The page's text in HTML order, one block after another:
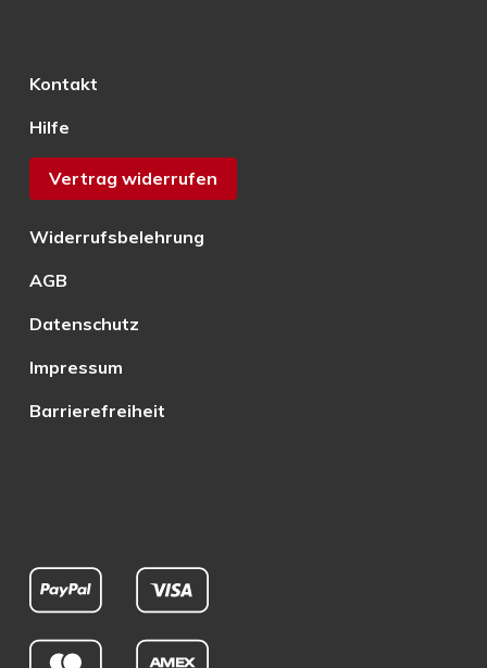
Kontakt
Hilfe
Vertrag widerrufen
Widerrufsbelehrung
AGB
Datenschutz
Impressum
Barrierefreiheit